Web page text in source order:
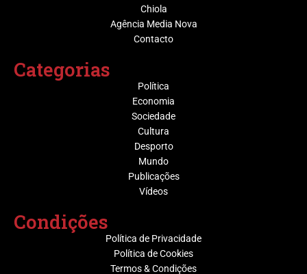
Chiola
Agência Media Nova
Contacto
Categorias
Política
Economia
Sociedade
Cultura
Desporto
Mundo
Publicações
Vídeos
Condições
Política de Privacidade
Política de Cookies
Termos & Condições